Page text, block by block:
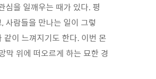
심을 일깨우는 때가 있다. 평
사람들을 만나는 일이 그렇
이 느껴지기도 한다. 이번 몬
막 위에 떠오르게 하는 묘한 경